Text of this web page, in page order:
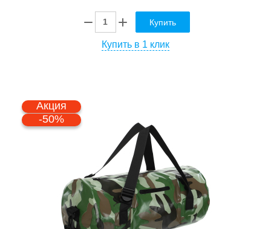
Купить
Купить в 1 клик
Акция
-50%